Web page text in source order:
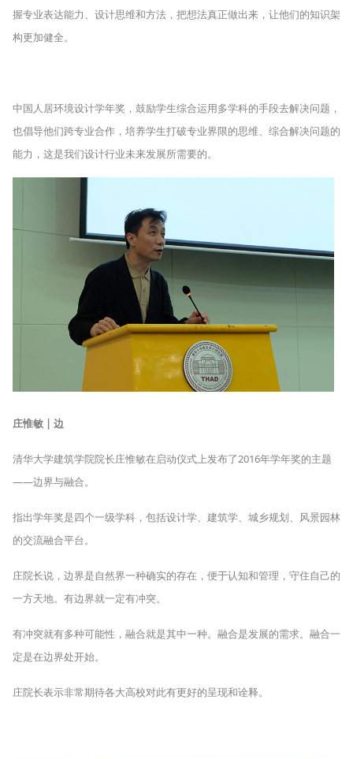
握专业表达能力、设计思维和方法，把想法真正做出来，让他们的知识架
构更加健全。
中国人居环境设计学年奖，鼓励学生综合运用多学科的手段去解决问题，
也倡导他们跨专业合作，培养学生打破专业界限的思维、综合解决问题的
能力，这是我们设计行业未来发展所需要的。
庄惟敏 | 边
清华大学建筑学院院长庄惟敏在启动仪式上发布了2016年学年奖的主题
——边界与融合。
指出学年奖是四个一级学科，包括设计学、建筑学、城乡规划、风景园林
的交流融合平台。
庄院长说，边界是自然界一种确实的存在，便于认知和管理，守住自己的
一方天地。有边界就一定有冲突。
有冲突就有多种可能性，融合就是其中一种。融合是发展的需求。融合一
定是在边界处开始。
庄院长表示非常期待各大高校对此有更好的呈现和诠释。